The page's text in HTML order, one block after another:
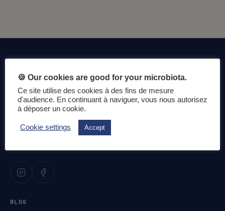
La science du microbiote intestinal au service de votre
BLOG
🍪 Our cookies are good for your microbiota.
Ce site utilise des cookies à des fins de mesure
d'audience. En continuant à naviguer, vous nous autorisez
à déposer un cookie.
Cookie settings Accept